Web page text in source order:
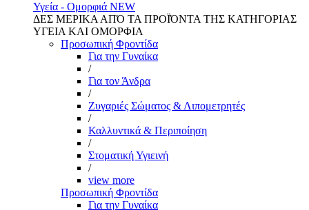
Υγεία - Ομορφιά NEW
ΔΕΣ ΜΕΡΙΚΑ ΑΠΌ ΤΑ ΠΡΟΪΌΝΤΑ ΤΗΣ ΚΑΤΗΓΟΡΙΑΣ
ΥΓΕΙΑ ΚΑΙ ΟΜΟΡΦΙΑ
Προσωπική Φροντίδα
Για την Γυναίκα
/
Για τον Άνδρα
/
Ζυγαριές Σώματος & Λιπομετρητές
/
Καλλυντικά & Περιποίηση
/
Στοματική Υγιεινή
/
view more
Προσωπική Φροντίδα
Για την Γυναίκα